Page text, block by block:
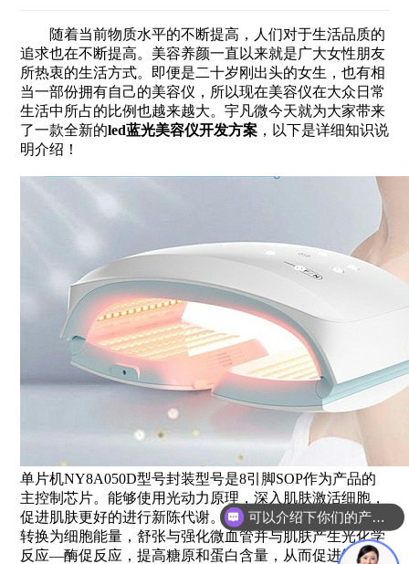
随着当前物质水平的不断提高，人们对于生活品质的
追求也在不断提高。美容养颜一直以来就是广大女性朋友
所热衷的生活方式。即便是二十岁刚出头的女生，也有相
当一部份拥有自己的美容仪，所以现在美容仪在大众日常
生活中所占的比例也越来越大。宇凡微今天就为大家带来
了一款全新的led蓝光美容仪开发方案，以下是详细知识说
明介绍！
单片机NY8A050D型号封装型号是8引脚SOP作为产品的
主控制芯片。能够使用光动力原理，深入肌肤激活细胞，
促进肌肤更好的进行新陈代谢。皮肤通过吸收光线，能够
转换为细胞能量，舒张与强化微血管并与肌肤产生光化学
反应—酶促反应，提高糖原和蛋白含量，从而促进细胞新
可以介绍下你们的产品么？